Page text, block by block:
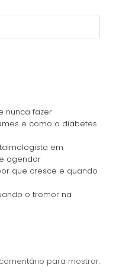
nunca fazer
e como o diabetes
em
agendar
que cresce e quando
o tremor na
para mostrar.